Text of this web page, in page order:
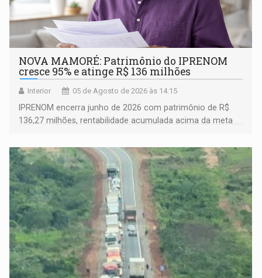
NOVA MAMORÉ: Patrimônio do IPRENOM
cresce 95% e atinge R$ 136 milhões
Interior 05 de Agosto de 2026 às 14:15
IPRENOM encerra junho de 2026 com patrimônio de R$
136,27 milhões, rentabilidade acumulada acima da meta